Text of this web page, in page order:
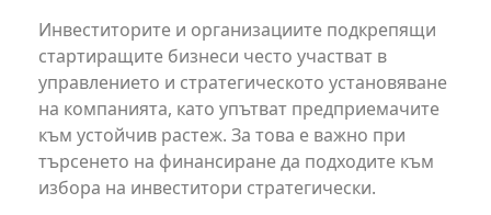
Инвеститорите и организациите подкрепящи
стартиращите бизнеси често участват в
управлението и стратегическото установяване
на компанията, като упътват предприемачите
към устойчив растеж. За това е важно при
търсенето на финансиране да подходите към
избора на инвеститори стратегически.